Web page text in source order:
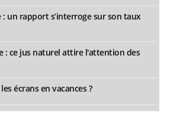
un rapport s’interroge sur son taux
: ce jus naturel attire l'attention des
écrans en vacances ?